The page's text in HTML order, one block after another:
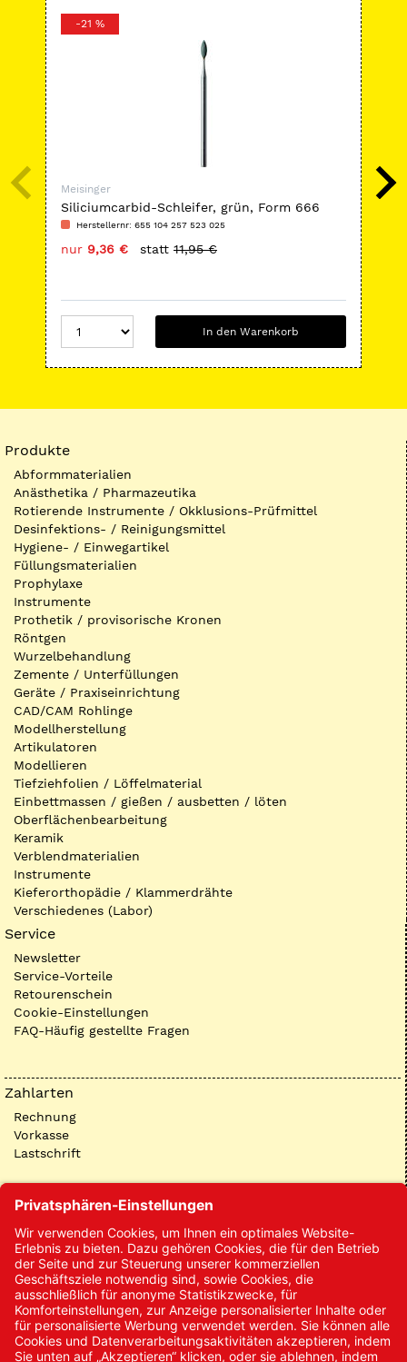
-21 %
Meisinger
Siliciumcarbid-Schleifer, grün, Form 666
Herstellernr: 655 104 257 523 025
nur 9,36 € statt 11,95 €
In den Warenkorb
Produkte
Abformmaterialien
Anästhetika / Pharmazeutika
Rotierende Instrumente / Okklusions-Prüfmittel
Desinfektions- / Reinigungsmittel
Hygiene- / Einwegartikel
Füllungsmaterialien
Prophylaxe
Instrumente
Prothetik / provisorische Kronen
Röntgen
Wurzelbehandlung
Zemente / Unterfüllungen
Geräte / Praxiseinrichtung
CAD/CAM Rohlinge
Modellherstellung
Artikulatoren
Modellieren
Tiefziehfolien / Löffelmaterial
Einbettmassen / gießen / ausbetten / löten
Oberflächenbearbeitung
Keramik
Verblendmaterialien
Instrumente
Kieferorthopädie / Klammerdrähte
Verschiedenes (Labor)
Service
Newsletter
Service-Vorteile
Retourenschein
Cookie-Einstellungen
FAQ-Häufig gestellte Fragen
Zahlarten
Rechnung
Vorkasse
Lastschrift
Kontakt
Kontakt/Anfrage
Neukundenanmeldung
Kennwort vergessen